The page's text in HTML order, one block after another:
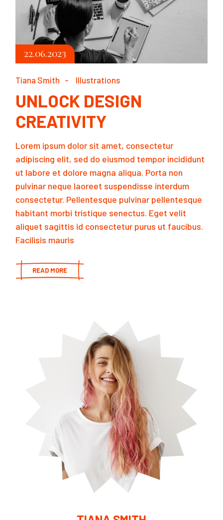
22.06.2023
Tiana Smith Illustrations
UNLOCK DESIGN
CREATIVITY
Lorem ipsum dolor sit amet, consectetur
adipiscing elit, sed do eiusmod tempor incididunt
ut labore et dolore magna aliqua. Porta non
pulvinar neque laoreet suspendisse interdum
consectetur. Pellentesque pulvinar pellentesque
habitant morbi tristique senectus. Eget velit
aliquet sagittis id consectetur purus ut faucibus.
Facilisis mauris
READ MORE